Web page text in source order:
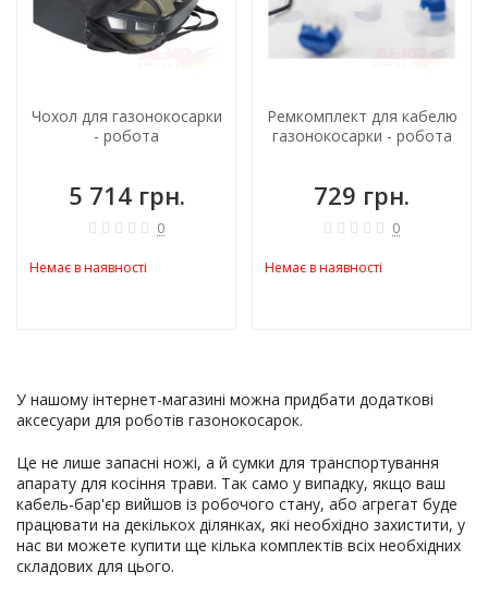
Чохол для газонокосарки
- робота
5 714 грн.
0
Немає в наявності
Ремкомплект для кабелю
газонокосарки - робота
729 грн.
0
Немає в наявності
У нашому інтернет-магазині можна придбати додаткові
аксесуари для роботів газонокосарок.
Це не лише запасні ножі, а й сумки для транспортування
апарату для косіння трави. Так само у випадку, якщо ваш
кабель-бар'єр вийшов із робочого стану, або агрегат буде
працювати на декількох ділянках, які необхідно захистити, у
нас ви можете купити ще кілька комплектів всіх необхідних
складових для цього.